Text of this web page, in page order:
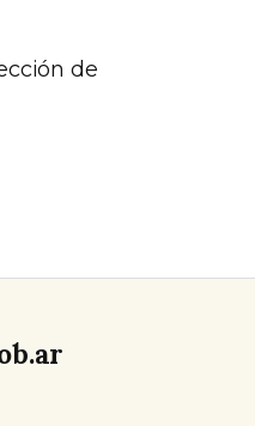
de